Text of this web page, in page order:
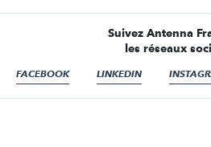
Suivez Antenna
les réseaux
FACEBOOK LINKEDIN